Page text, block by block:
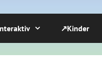
↗Kinder